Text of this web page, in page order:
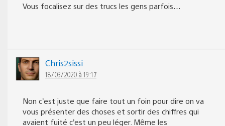
Vous focalisez sur des trucs les gens parfois…
Chris2sissi
18/03/2020 à 19:17
Non c’est juste que faire tout un foin pour dire on va
vous présenter des choses et sortir des chiffres qui
avaient fuité c’est un peu léger. Même les